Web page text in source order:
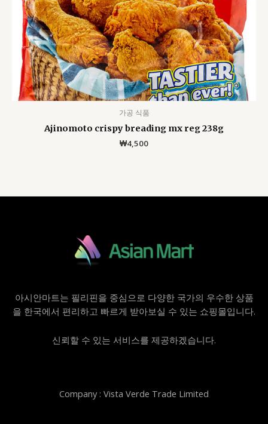
가공 식품
Ajinomoto crispy breading mx reg 238g
₩4,500
아시안마트는 필리핀을 중심으로 다양한 국가의 우수한 상품
을 한국에서 편리하고 빠르게 받아보실 수 있는 쇼핑몰입니다.
신뢰할 수 있는 서비스를 제공하겠습니다.
Company : Vista Verde Trade Limited